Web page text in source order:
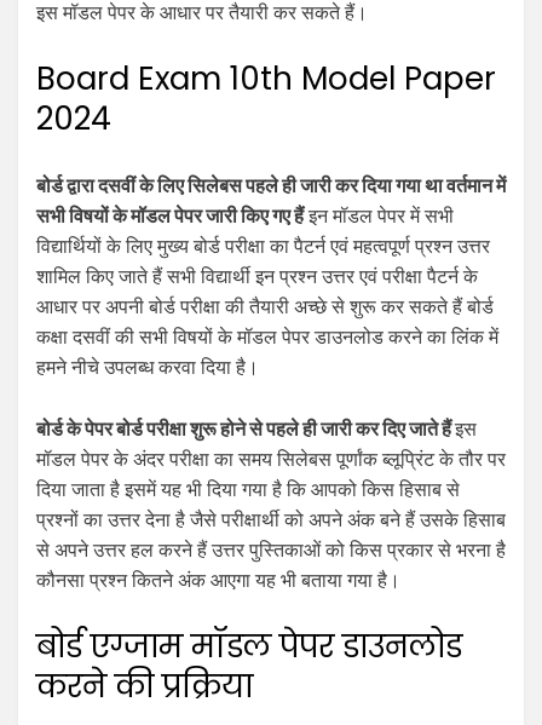
इस मॉडल पेपर के आधार पर तैयारी कर सकते हैं।
Board Exam 10th Model Paper
2024
बोर्ड द्वारा दसवीं के लिए सिलेबस पहले ही जारी कर दिया गया था वर्तमान में
सभी विषयों के मॉडल पेपर जारी किए गए हैंइन मॉडल पेपर में सभी
विद्यार्थियों के लिए मुख्य बोर्ड परीक्षा का पैटर्न एवं महत्वपूर्ण प्रश्न उत्तर
शामिल किए जाते हैं सभी विद्यार्थी इन प्रश्न उत्तर एवं परीक्षा पैटर्न के
आधार पर अपनी बोर्ड परीक्षा की तैयारी अच्छे से शुरू कर सकते हैं बोर्ड
कक्षा दसवीं की सभी विषयों के मॉडल पेपर डाउनलोड करने का लिंक में
हमने नीचे उपलब्ध करवा दिया है।
बोर्ड के पेपर बोर्ड परीक्षा शुरू होने से पहले ही जारी कर दिए जाते हैंइस
मॉडल पेपर के अंदर परीक्षा का समय सिलेबस पूर्णांक ब्लूप्रिंट के तौर पर
दिया जाता है इसमें यह भी दिया गया है कि आपको किस हिसाब से
प्रश्नों का उत्तर देना है जैसे परीक्षार्थी को अपने अंक बने हैं उसके हिसाब
से अपने उत्तर हल करने हैं उत्तर पुस्तिकाओं को किस प्रकार से भरना है
कौनसा प्रश्न कितने अंक आएगा यह भी बताया गया है।
बोर्ड एग्जाम मॉडल पेपर डाउनलोड
करने की प्रक्रिया